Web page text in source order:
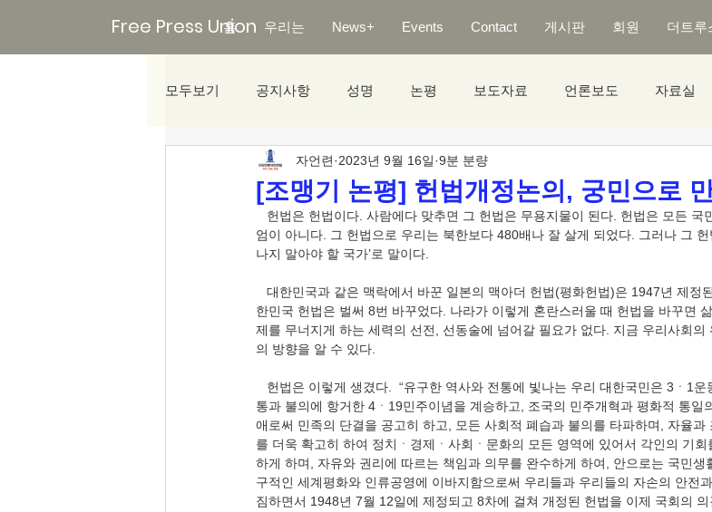
Free Press Union
홈 우리는 News+ Events Contact 게시판 회원 더트루
모두보기 공지사항 성명 논평 보도자료 언론보도 자료실
미디어리포트
[조맹기 논평] 헌법개정논의, 궁민으로
자언련 2023년 9월 16일 9분 분량
엄이 아니다. 그 헌법으로 우리는 북한보다 480배나 잘 살게 되었다. 그러나 그
나지 말아야 할 국가’로 말이다.
한민국 헌법은 벌써 8번 바꾸었다. 나라가 이렇게 혼란스러울 때 헌법을 바꾸면
제를 무너지게 하는 세력의 선전, 선동술에 넘어갈 필요가 없다. 지금 우리사회
의 방향을 알 수 있다.
통과 불의에 항거한 4ㆍ19민주이념을 계승하고, 조국의 민주개혁과 평화적 통일
애로써 민족의 단결을 공고히 하고, 모든 사회적 폐습과 불의를 타파하며, 자율과
를 더욱 확고히 하여 정치ㆍ경제ㆍ사회ㆍ문화의 모든 영역에 있어서 각인의 기
하게 하며, 자유와 권리에 따르는 책임과 의무를 완수하게 하여, 안으로는 국민
구적인 세계평화와 인류공영에 이바지함으로써 우리들과 우리들의 자손의 안전
짐하면서 1948년 7월 12일에 제정되고 8차에 걸쳐 개정된 헌법을 이제 국회의